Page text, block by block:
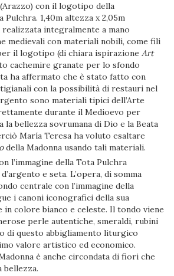
(Arazzo) con il logotipo della
Pulchra. 1,40m altezza x 2,05m
integralmente a mano
medievali con materiali nobili, come fili
il logotipo (di chiara ispirazioneArt
cachemire granate per lo sfondo
ha affermato che è stato fatto con
con la possibilità di restauri nel
sono materiali tipici dell’Arte
durante il Medioevo per
la bellezza sovrumana di Dio e la Beata
María Teresa ha voluto esaltare
della Madonna usando tali materiali.
l’immagine della Tota Pulchra
e seta. L’opera, di somma
centrale con l’immagine della
i canoni iconografici della sua
in colore bianco e celeste. Il tondo viene
perle autentiche, smeraldi, rubini
di questo abbigliamento liturgico
valore artistico ed economico.
è anche circondata di fiori che
bellezza.